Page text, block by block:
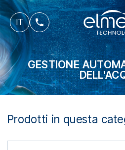
IT
es
fr
GESTIONE
Prodotti in questa